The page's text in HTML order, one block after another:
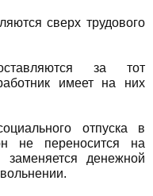
сверх трудового
за тот
имеет на них
отпуска в
не переносится на
денежной